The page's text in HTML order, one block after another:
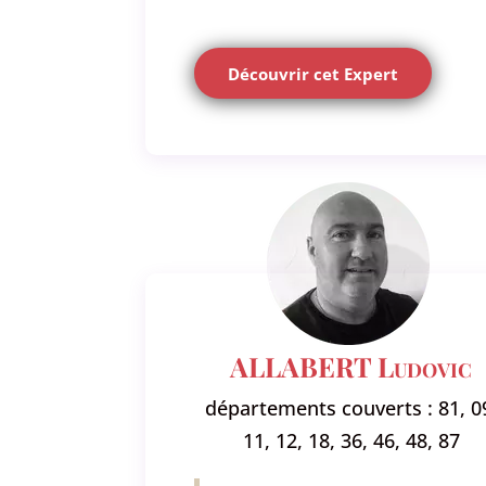
Découvrir cet Expert
ALLABERT Ludovic
départements couverts : 81,
11, 12, 18, 36, 46, 48, 87